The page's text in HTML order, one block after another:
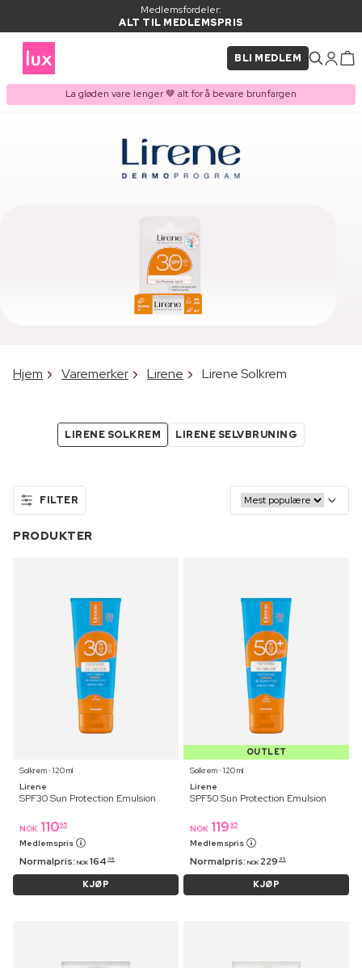
Medlemsfordeler:
ALT TIL MEDLEMSPRIS
BLI MEDLEM
La gløden vare lenger 🤎 alt for å bevare brunfargen
Hjem Varemerker Lirene Lirene Solkrem
LIRENE SOLKREM LIRENE SELVBRUNING
FILTER
PRODUKTER
Solkrem ⋅ 120 ml
Lirene
SPF30 Sun Protection Emulsion
NOK 11095
Medlemspris
Normalpris: NOK 164 95
KJØP
OUTLET
Solkrem ⋅ 120 ml
Lirene
SPF50 Sun Protection Emulsion
NOK 119 95
Medlemspris
Normalpris: NOK 229 95
KJØP